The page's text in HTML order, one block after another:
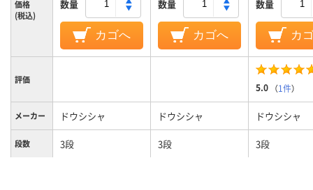
価格
(税込)
数量
カゴへ
数量
カゴへ
数量
カ
評価
5.0 （1件）
メーカー ドウシシャ ドウシシャ ドウシシャ
段数 3段 3段 3段